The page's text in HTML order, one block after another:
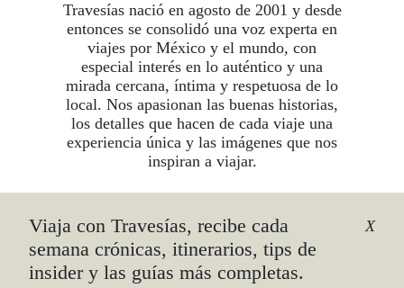
Viaja con Travesías, recibe cada
semana crónicas, itinerarios, tips de
insider y las guías más completas.
X
Travesías nació en agosto de 2001 y desde
entonces se consolidó una voz experta en
viajes por México y el mundo, con
especial interés en lo auténtico y una
mirada cercana, íntima y respetuosa de lo
local. Nos apasionan las buenas historias,
los detalles que hacen de cada viaje una
experiencia única y las imágenes que nos
inspiran a viajar.
©2026 DERECHOS RESERVADOS.
TRAVESÍAS ES UNA MARCA REGISTRADA
AVISO DE PRIVACIDAD